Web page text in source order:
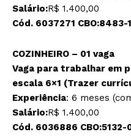
Salário:R$ 1.400,00
Cód. 6037271 CBO:8483-
COZINHEIRO – 01 vaga
Vaga para trabalhar em
escala 6×1 (Trazer
Experiência: 6 meses
Salário:R$ 1.400,00
Cód. 6036886 CBO:5132-